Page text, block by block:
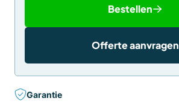
Bestellen
Offerte aanvragen
Garantie